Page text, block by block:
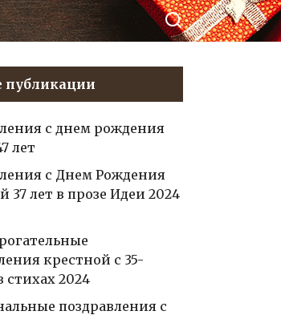
публикации
с днем рождения
лет
с Днем Рождения
37 лет в прозе Идеи 2024
крестной с 35-
стихах 2024
поздравления с
пожелания, теплые
слова и нежные